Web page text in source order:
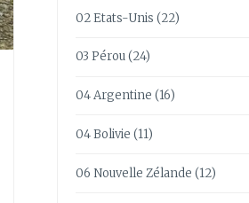
02 Etats-Unis (22)
03 Pérou(24)
04 Argentine (16)
04 Bolivie (11)
06 Nouvelle Zélande (12)